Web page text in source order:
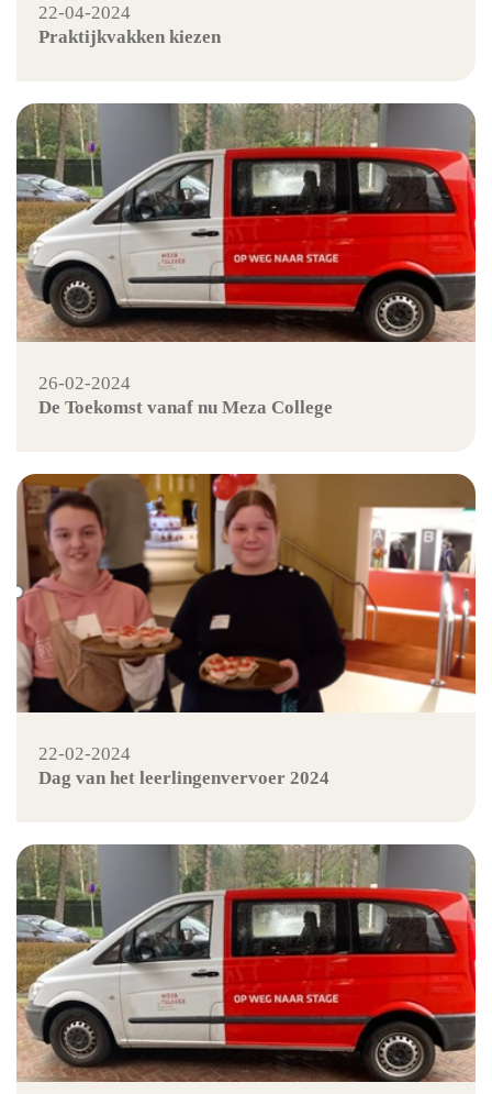
22-04-2024
Praktijkvakken kiezen
26-02-2024
De Toekomst vanaf nu Meza College
22-02-2024
Dag van het leerlingenvervoer 2024